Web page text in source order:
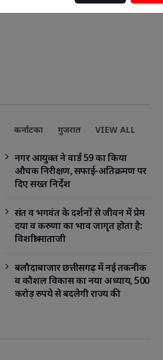
कर्नाटका गुजरात VIEW ALL
नगर आयुक्त ने वार्ड 59 का किया
औचक निरीक्षण, सफाई-अतिक्रमण पर
दिए सख्त निर्देश
संत व भगवंत के दर्शनों से जीवन में प्रेम
दया व करुणा का भाव जागृत होता है:
विशाश्री माताजी
बलौदाबाजार छत्तीसगढ़ में नई तकनीक
व कौशल विकास का नया अध्याय, 500
करोड़ रुपये से बदलेगी राज्य की